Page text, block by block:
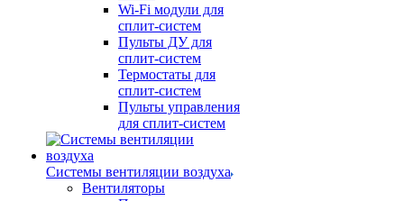
Wi-Fi модули для
сплит-систем
Пульты ДУ для
сплит-систем
Термостаты для
сплит-систем
Пульты управления
для сплит-систем
Системы вентиляции воздуха
Вентиляторы